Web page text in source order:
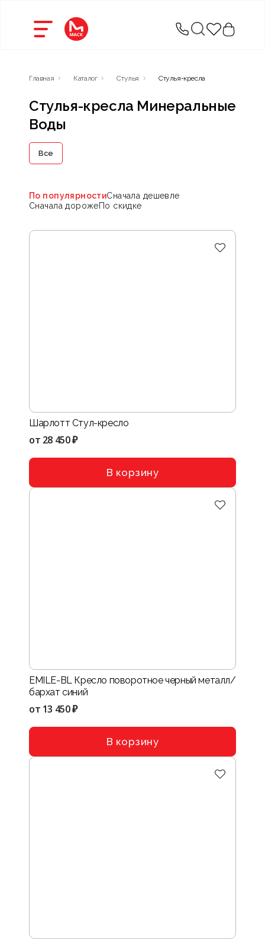
Главная Каталог Стулья Стулья-кресла
Стулья-кресла Минеральные
Воды
Все
По популярностиСначала дешевле
Сначала дорожеПо скидке
Шарлотт Стул-кресло
от 28 450 ₽
В корзину
EMILE-BL Кресло поворотное черный металл/
бархат синий
от 13 450 ₽
В корзину